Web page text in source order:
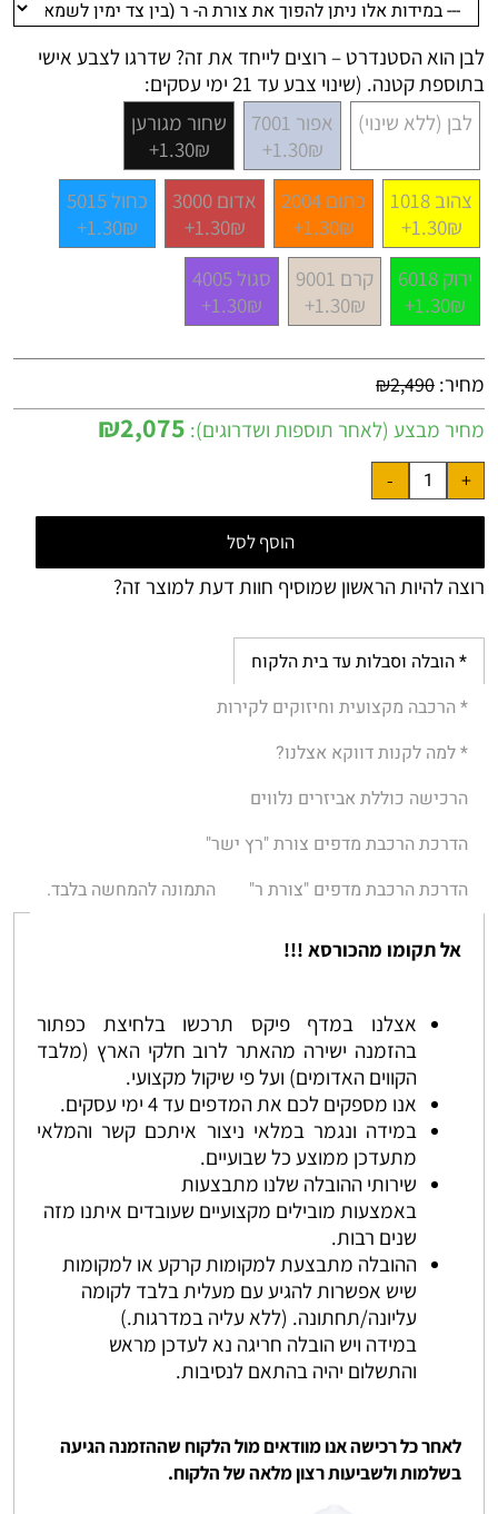
לבן הוא הסטנדרט – רוצים לייחד את זה? שדרגו לצבע אישי
בתוספת קטנה. (שינוי צבע עד 21 ימי עסקים:
לבן (ללא שינוי)
אפור 7001
1.30₪+
שחור מגורען
1.30₪+
צהוב 1018
1.30₪+
כתום 2004
1.30₪+
אדום 3000
1.30₪+
כחול 5015
1.30₪+
ירוק 6018
1.30₪+
קרם 9001
1.30₪+
סגול 4005
1.30₪+
מחיר: ₪2,490
מחיר מבצע (לאחר תוספות ושדרוגים): ₪2,075
הוסף לסל
רוצה להיות הראשון שמוסיף חוות דעת למוצר זה?
* הובלה וסבלות עד בית הלקוח
* הרכבה מקצועית וחיזוקים לקירות
* למה לקנות דווקא אצלנו?
הרכישה כוללת אביזרים נלווים
הדרכת הרכבת מדפים צורת "רץ ישר"
הדרכת הרכבת מדפים "צורת ר"
התמונה להמחשה בלבד.
אל תקומו מהכורסא !!!
אצלנו במדף פיקס תרכשו בלחיצת כפתור
בהזמנה ישירה מהאתר לרוב חלקי הארץ (מלבד
הקווים האדומים) ועל פי שיקול מקצועי.
אנו מספקים לכם את המדפים עד 4 ימי עסקים.
במידה ונגמר במלאי ניצור איתכם קשר והמלאי
מתעדכן ממוצע כל שבועיים.
שירותי ההובלה שלנו מתבצעות
באמצעות מובילים מקצועיים שעובדים איתנו מזה
שנים רבות.
ההובלה מתבצעת למקומות קרקע או למקומות
שיש אפשרות להגיע עם מעלית בלבד לקומה
עליונה/תחתונה. (ללא עליה במדרגות.)
במידה ויש הובלה חריגה נא לעדכן מראש
והתשלום יהיה בהתאם לנסיבות.
לאחר כל רכישה אנו מוודאים מול הלקוח שההזמנה הגיעה
בשלמות ולשביעות רצון מלאה של הלקוח.